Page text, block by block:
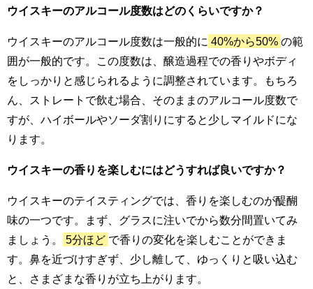
ウイスキーのアルコール度数はどのくらいですか？
ウイスキーのアルコール度数は一般的に 40%から50% の範
囲が一般的です。この度数は、醸造過程での香りやボディ
をしっかりと感じられるように調整されています。もちろ
ん、ストレートで飲む場合、そのままのアルコール度数で
すが、ハイボールやソーダ割りにすると少しマイルドにな
ります。
ウイスキーの香りを楽しむにはどうすれば良いですか？
ウイスキーのテイスティングでは、香りを楽しむのが醍醐
味の一つです。まず、グラスに注いでから数分間置いてみ
ましょう。
5分ほど で香りの変化を楽しむことができま
す。鼻を近づけすぎず、少し離して、ゆっくりと吸い込む
と、さまざまな香りが立ち上がります。